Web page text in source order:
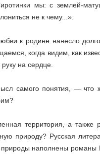
мы: с землей-
не к чему...».
к родине нанесло
когда видим, как
на сердце.
самого понятия, — что
территория, а также
природу? Русская
наполнены